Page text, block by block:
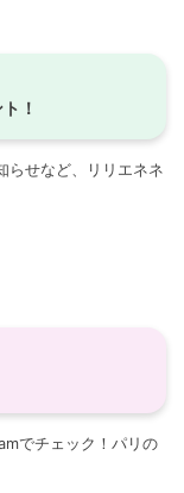
！
らせなど、リリエネネ
でチェック！パリの